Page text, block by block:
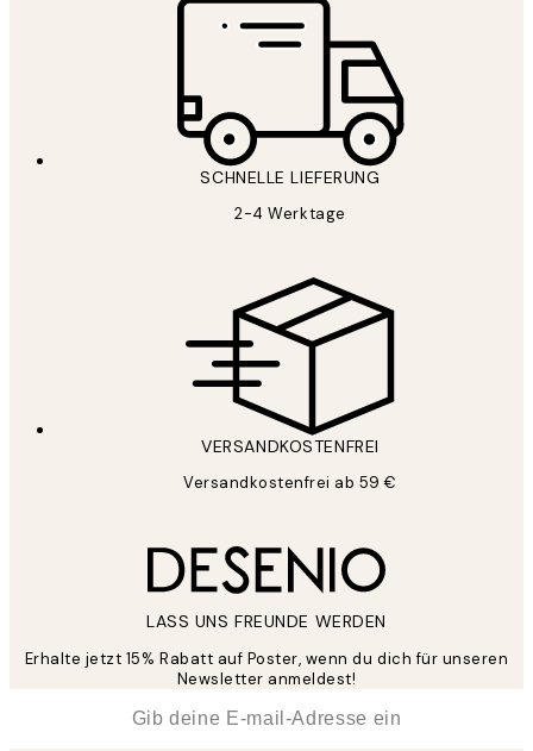
SCHNELLE LIEFERUNG
2-4 Werktage
VERSANDKOSTENFREI
Versandkostenfrei ab 59 €
LASS UNS FREUNDE WERDEN
Erhalte jetzt 15% Rabatt auf Poster, wenn du dich für unseren
Newsletter anmeldest!